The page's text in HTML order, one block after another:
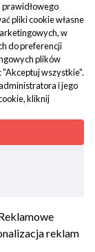
Nazwa serwisu,
oraz baza
pliki cookie własne
w
do preferencji
plików
wszystkie".
i jego
kliknij
plików
strony pod
o
wpolityce
reklam